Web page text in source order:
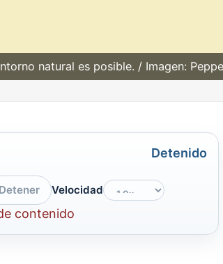
natural es posible. / Imagen:
Detenido
Detener Velocidad
contenido